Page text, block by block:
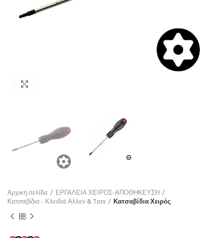
Αρχική σελίδα
ΕΡΓΑΛΕΙΑ ΧΕΙΡΟΣ-ΑΠΟΘΗΚΕΥΣΗ
Κατσαβίδια - Κλειδιά Αλλεν & Torx
Κατσαβίδια Χειρός